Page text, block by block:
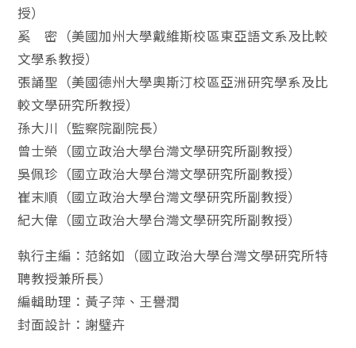
授）
奚 密（美國加州大學戴維斯校區東亞語文系及比較
文學系教授）
張誦聖（美國德州大學奧斯汀校區亞洲研究學系及比
較文學研究所教授）
孫大川（監察院副院長）
曾士榮（國立政治大學台灣文學研究所副教授）
吳佩珍（國立政治大學台灣文學研究所副教授）
崔末順（國立政治大學台灣文學研究所副教授）
紀大偉（國立政治大學台灣文學研究所副教授）
執行主編：范銘如（國立政治大學台灣文學研究所特
聘教授兼所長）
編輯助理：黃子萍、王譽潤
封面設計：謝璧卉